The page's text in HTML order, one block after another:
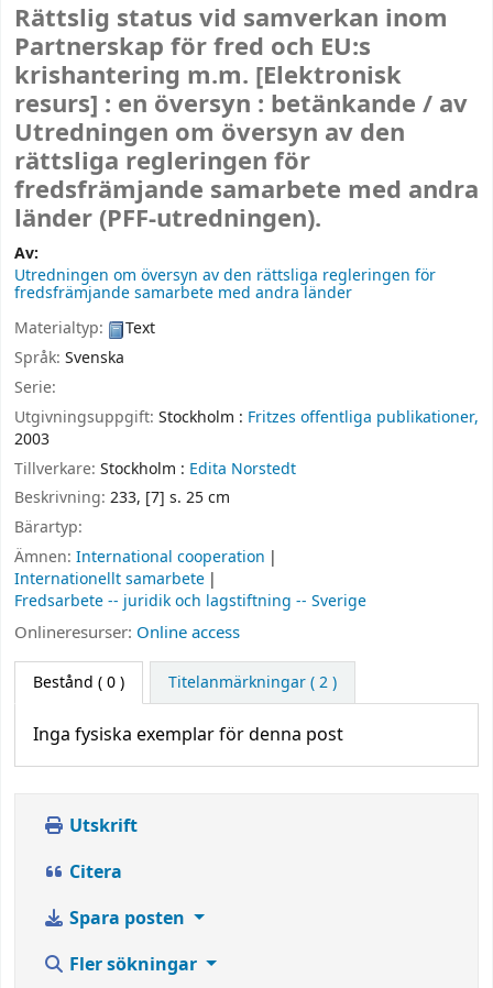
Rättslig status vid samverkan inom
Partnerskap för fred och EU:s
krishantering m.m. [Elektronisk
resurs] : en översyn : betänkande / av
Utredningen om översyn av den
rättsliga regleringen för
fredsfrämjande samarbete med andra
länder (PFF-utredningen).
Av:
Utredningen om översyn av den rättsliga regleringen för
fredsfrämjande samarbete med andra länder
Materialtyp:
Text
Språk: Svenska
Serie:
Utgivningsuppgift: Stockholm : Fritzes offentliga publikationer,
2003
Tillverkare: Stockholm : Edita Norstedt
Beskrivning: 233, [7] s. 25 cm
Bärartyp:
Ämnen: International cooperation
Internationellt samarbete
Fredsarbete -- juridik och lagstiftning -- Sverige
Onlineresurser: Online access
Bestånd ( 0 ) Titelanmärkningar ( 2 )
Inga fysiska exemplar för denna post
Utskrift
Citera
Spara posten
Fler sökningar